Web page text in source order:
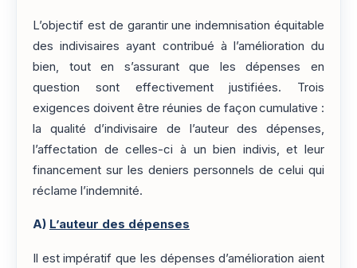
L’objectif est de garantir une indemnisation équitable
des indivisaires ayant contribué à l’amélioration du
bien, tout en s’assurant que les dépenses en
question sont effectivement justifiées. Trois
exigences doivent être réunies de façon cumulative :
la qualité d’indivisaire de l’auteur des dépenses,
l’affectation de celles-ci à un bien indivis, et leur
financement sur les deniers personnels de celui qui
réclame l’indemnité.
A) L’auteur des dépenses
Il est impératif que les dépenses d’amélioration aient